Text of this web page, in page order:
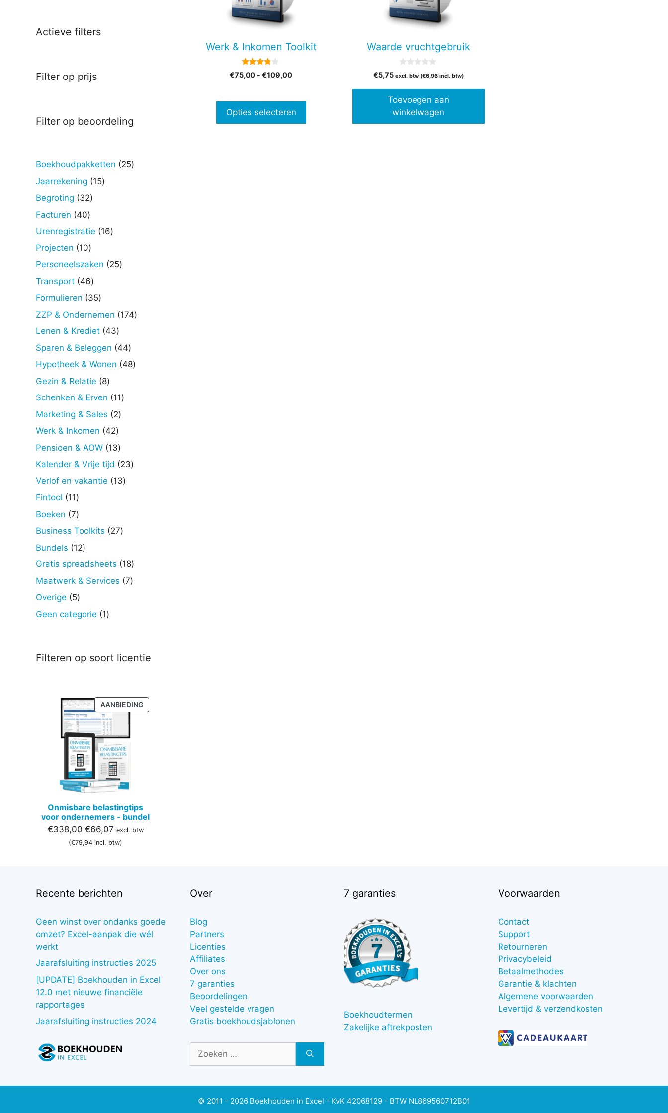
Werk & Inkomen Toolkit
3.67
van 5
€75,00 - €109,00Prijsklasse:
Opties selecteren
worden
Waarde vruchtgebruik
v
5
€5,75 excl. btw (€6,96incl. btw)
Toevoegen aan
winkelwagen
Actieve filters
Filter op prijs
Filter op beoordeling
Boekhoudpakketten 2525
Jaarrekening 1515
Begroting 3232
Facturen 4040
producten
Urenregistratie 1616
Projecten 1010
producten
Personeelszaken 2525
Transport 4646
producten
Formulieren 3535
producten
ZZP & Ondernemen 174174
Lenen & Krediet 4343
producten
Sparen & Beleggen 4444
producten
Hypotheek & Wonen 4848
Gezin & Relatie 88
producten
Schenken & Erven 1111
Marketing & Sales 22
Werk & Inkomen 4242
producten
Pensioen & AOW 1313
producten
Kalender & Vrije tijd 2323
Verlof en vakantie 1313
Fintool 1111
producten
Boeken 77
producten
Business Toolkits 2727
Bundels 1212
producten
Gratis spreadsheets 1818
producten
Maatwerk & Services 77
Overige 55
producten
Geen categorie 11
Filteren op soort licentie
AANBIEDINGPRODUCT
IN
Onmisbare belastingtips
voor ondernemers - bundel
€338,00 Oorspronkelijke
prijs
€66,07Huidige
prijs
excl. btw
(€79,94 incl. btw)
Recente berichten
Geen winst over ondanks goede
omzet? Excel-aanpak die wél
werkt
Jaarafsluiting instructies 2025
[UPDATE] Boekhouden in Excel
12.0 met nieuwe financiële
rapportages
Jaarafsluiting instructies 2024
Over
Blog
Partners
Licenties
Affiliates
Over ons
7 garanties
Beoordelingen
Veel gestelde vragen
Gratis boekhoudsjablonen
naar:
7 garanties
Boekhoudtermen
Zakelijke aftrekposten
Voorwaarden
Contact
Support
Retourneren
Privacybeleid
Betaalmethodes
Garantie & klachten
Algemene voorwaarden
Levertijd & verzendkosten
© 2011 - 2026 Boekhouden in Excel - KvK 42068129 - BTW NL869560712B01